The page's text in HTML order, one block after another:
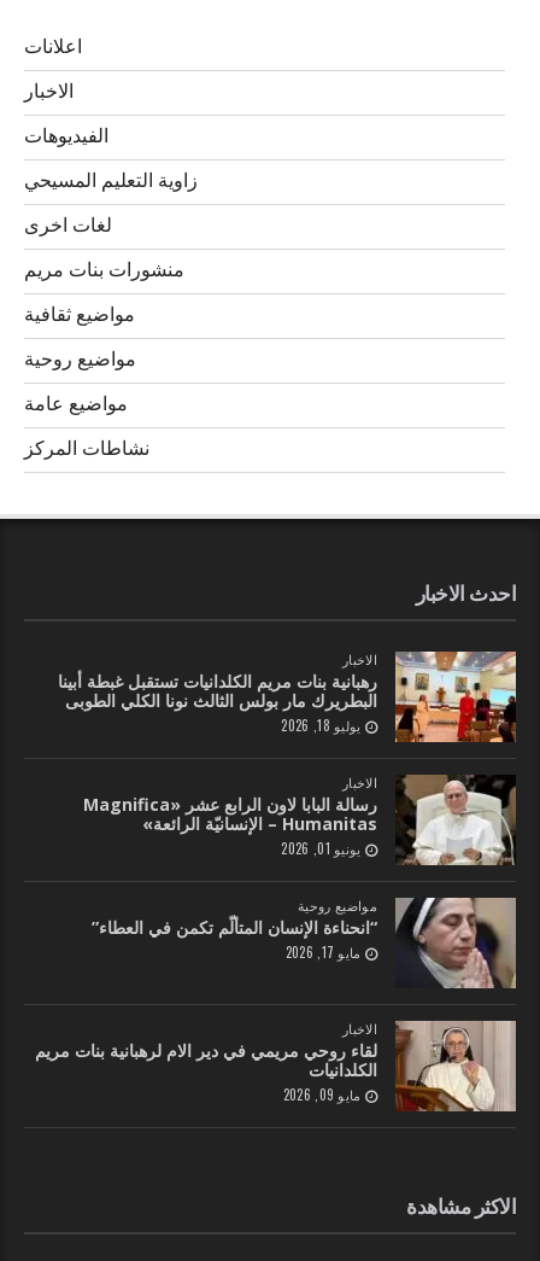
اعلانات
الاخبار
الفيديوهات
زاوية التعليم المسيحي
لغات اخرى
منشورات بنات مريم
مواضيع ثقافية
مواضيع روحية
مواضيع عامة
نشاطات المركز
احدث الاخبار
الاخبار
رهبانية بنات مريم الكلدانيات تستقبل غبطة أبينا
البطريرك مار بولس الثالث نونا الكلي الطوبى
يوليو 18, 2026
الاخبار
رسالة البابا لاون الرابع عشر «Magnifica
Humanitas – الإنسانيّة الرائعة»
يونيو 01, 2026
مواضيع روحية
“انحناءة الإنسان المتألّم تكمن في العطاء”
مايو 17, 2026
الاخبار
لقاء روحي مريمي في دير الام لرهبانية بنات مريم
الكلدانيات
مايو 09, 2026
الاكثر مشاهدة